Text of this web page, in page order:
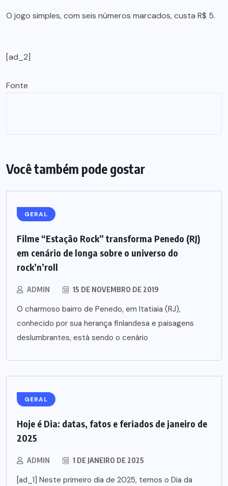
O jogo simples, com seis números marcados, custa R$ 5.
[ad_2]
Fonte
Você também pode gostar
GERAL
Filme “Estação Rock” transforma Penedo (RJ)
em cenário de longa sobre o universo do
rock’n’roll
ADMIN 15 DE NOVEMBRO DE 2019
O charmoso bairro de Penedo, em Itatiaia (RJ),
conhecido por sua herança finlandesa e paisagens
deslumbrantes, está sendo o cenário
GERAL
Hoje é Dia: datas, fatos e feriados de janeiro de
2025
ADMIN 1 DE JANEIRO DE 2025
[ad_1] Neste primeiro dia de 2025, temos o Dia da